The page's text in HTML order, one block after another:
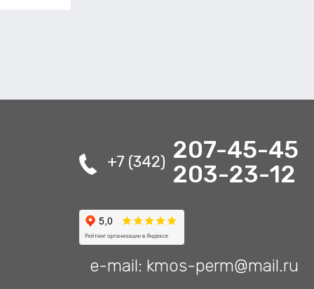
+7 (342) 207-45-45
203-23-12
e-mail: kmos-perm@mail.ru